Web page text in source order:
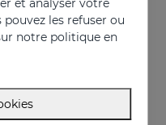
et analyser votre
les refuser ou
notre politique en